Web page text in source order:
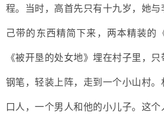
程。当时， 高首先只有十九岁， 她与
己带的东西精简下来 ，两本精装的
《被开垦的处女地》埋在村子里，只
钢笔，轻装上阵，走到一个小山村。
口人，一个男人和他的小儿子。这个